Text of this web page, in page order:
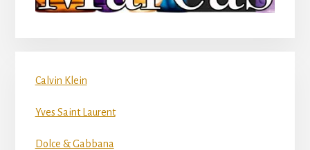
Calvin Klein
Yves Saint Laurent
Dolce & Gabbana